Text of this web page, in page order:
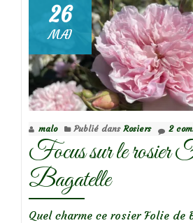
26
MAI
malo Publié dans Rosiers 2
Focus sur le rosier
Bagatelle
Quel charme ce rosier Folie de